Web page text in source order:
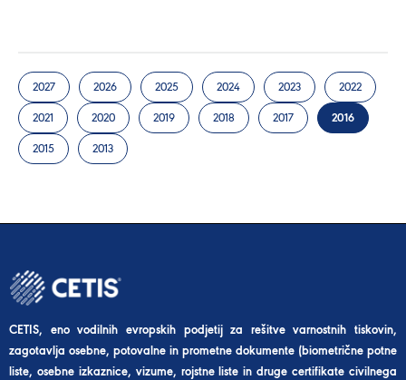
2027 2026 2025 2024 2023 2022
2021 2020 2019 2018 2017 2016
2015 2013
CETIS, eno vodilnih evropskih podjetij za rešitve varnostnih tiskovin,
zagotavlja osebne, potovalne in prometne dokumente (biometrične potne
liste, osebne izkaznice, vizume, rojstne liste in druge certifikate civilnega